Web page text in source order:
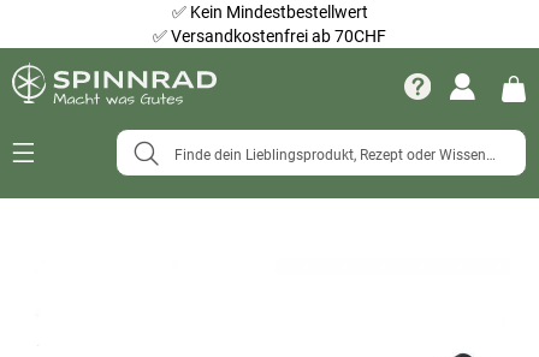
✅ Kein Mindestbestellwert
✅Versandkostenfrei ab 70CHF
Navigation